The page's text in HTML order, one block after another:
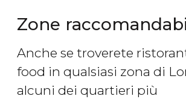
Zone
Anche se troverete
food in qualsiasi zona di
alcuni dei quartieri più